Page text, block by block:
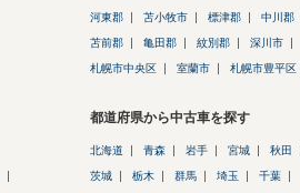
河東郡 苫小牧市 標津郡 中川郡
苫前郡 亀田郡 紋別郡 深川市
札幌市中央区 室蘭市 札幌市豊平区
都道府県から中古車を探す
北海道 青森 岩手 宮城 秋田
茨城 栃木 群馬 埼玉 千葉